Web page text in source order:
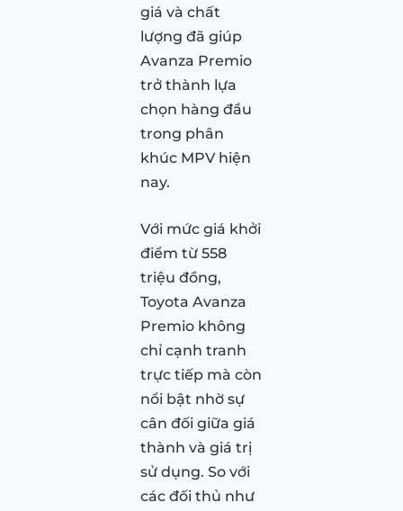
giá và chất
lượng đã giúp
Avanza Premio
trở thành lựa
chọn hàng đầu
trong phân
khúc MPV hiện
nay.
Với mức giá khởi
điểm từ 558
triệu đồng,
Toyota Avanza
Premio không
chỉ cạnh tranh
trực tiếp mà còn
nổi bật nhờ sự
cân đối giữa giá
thành và giá trị
sử dụng. So với
các đối thủ như